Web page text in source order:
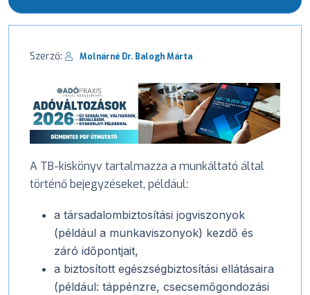
Szerző: Molnárné Dr. Balogh Márta
A TB-kiskönyv tartalmazza a munkáltató által
történő bejegyzéseket, például:
a társadalombiztosítási jogviszonyok
(például a munkaviszonyok) kezdő és
záró időpontjait,
a biztosított egészségbiztosítási ellátásaira
(például: táppénzre, csecsemőgondozási